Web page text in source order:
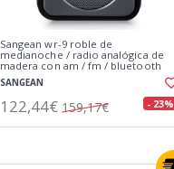
Sangean wr-9 roble de
medianoche / radio analógica de
madera con am / fm / bluetooth
SANGEAN
122,44€ 159,17€ - 23%